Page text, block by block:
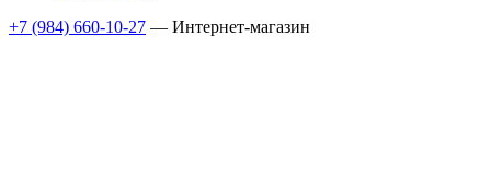
+7 (984) 660-10-27 — Интернет-магазин